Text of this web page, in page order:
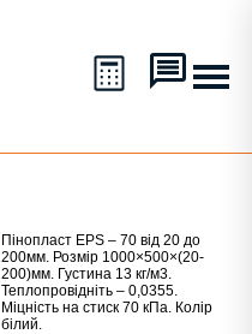
Пінопласт EPS – 70 від 20 до
200мм. Розмір 1000×500×(20-
200)мм. Густина 13 кг/м3.
Теплопровідніть – 0,0355.
Міцність на стиск 70 кПа. Колір
білий.